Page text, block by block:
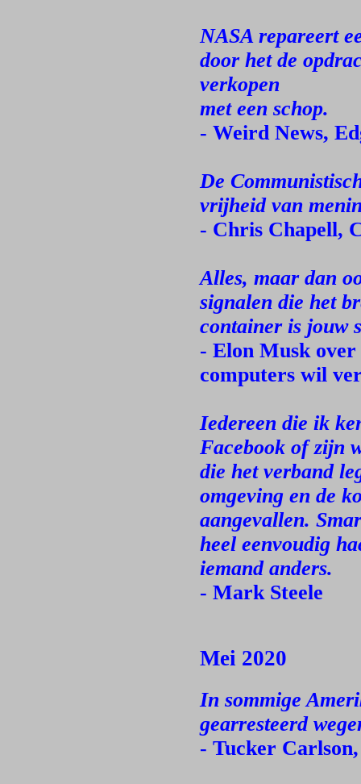
NASA repareert
door het de
verkopen
met een schop.
- Weird News,
De
vrijheid van
- Chris Chapell,
Alles, maar dan
signalen die het
container is jouw
- Elon Musk
computers wil
Iedereen die ik
Facebook of zijn
die het verband
omgeving en de
aangevallen.
heel eenvoudig
iemand anders.
- Mark Steele
Mei 2020
In sommige
gearresteerd
- Tucker